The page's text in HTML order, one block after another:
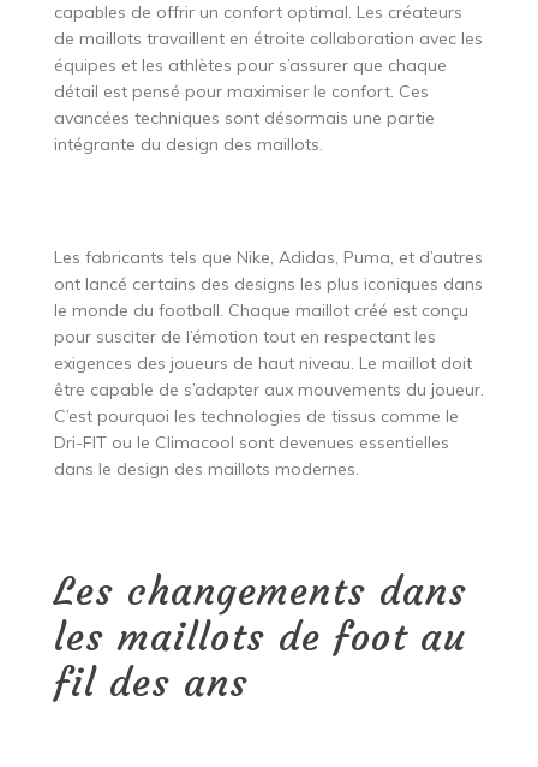
capables de offrir un confort optimal. Les créateurs
de maillots travaillent en étroite collaboration avec les
équipes et les athlètes pour s’assurer que chaque
détail est pensé pour maximiser le confort. Ces
avancées techniques sont désormais une partie
intégrante du design des maillots.
Les fabricants tels que Nike, Adidas, Puma, et d’autres
ont lancé certains des designs les plus iconiques dans
le monde du football. Chaque maillot créé est conçu
pour susciter de l’émotion tout en respectant les
exigences des joueurs de haut niveau. Le maillot doit
être capable de s’adapter aux mouvements du joueur.
C’est pourquoi les technologies de tissus comme le
Dri-FIT ou le Climacool sont devenues essentielles
dans le design des maillots modernes.
Les changements dans
les maillots de foot au
fil des ans